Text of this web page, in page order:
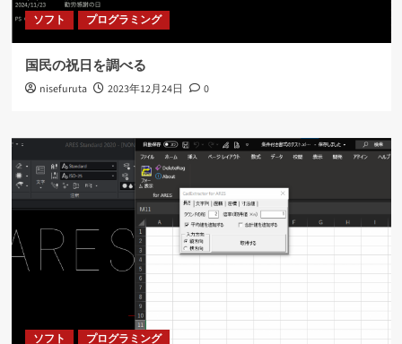
ソフト プログラミング
国民の祝日を調べる
nisefuruta 2023年12月24日 0
ソフト プログラミング